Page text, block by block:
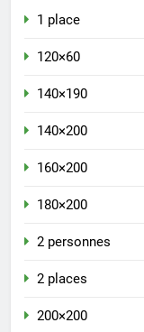
1 place
120×60
140×190
140×200
160×200
180×200
2 personnes
2 places
200×200